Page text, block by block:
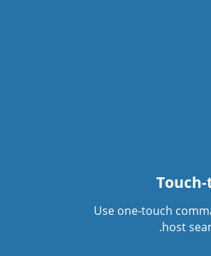
Use one-touch
host